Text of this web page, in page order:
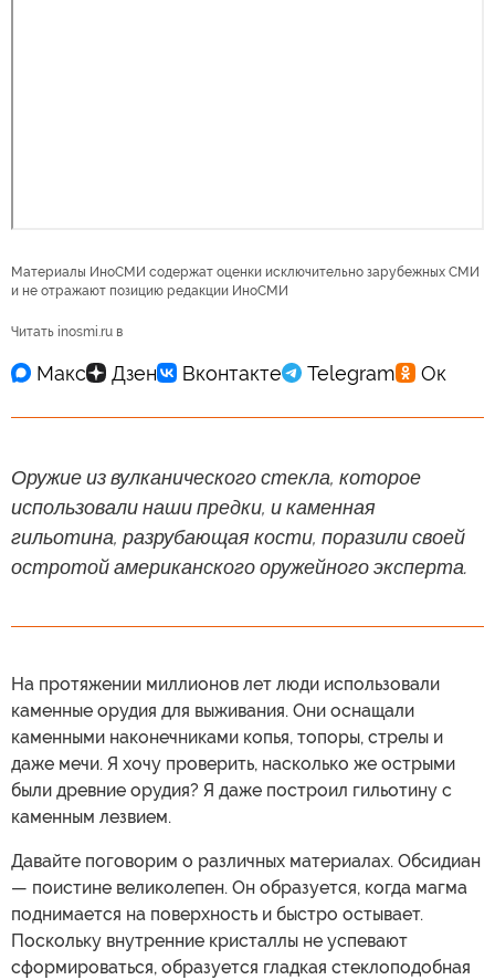
Материалы ИноСМИ содержат оценки исключительно зарубежных СМИ
и не отражают позицию редакции ИноСМИ
Читать inosmi.ru в
Оружие из вулканического стекла, которое
использовали наши предки, и каменная
гильотина, разрубающая кости, поразили своей
остротой американского оружейного эксперта.
На протяжении миллионов лет люди использовали
каменные орудия для выживания. Они оснащали
каменными наконечниками копья, топоры, стрелы и
даже мечи. Я хочу проверить, насколько же острыми
были древние орудия? Я даже построил гильотину с
каменным лезвием.
Давайте поговорим о различных материалах. Обсидиан
— поистине великолепен. Он образуется, когда магма
поднимается на поверхность и быстро остывает.
Поскольку внутренние кристаллы не успевают
сформироваться, образуется гладкая стеклоподобная